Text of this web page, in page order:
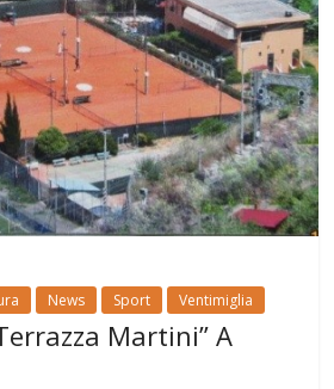
News Sport Ventimiglia
Martini” A